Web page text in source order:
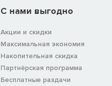
C нами выгодно
Акции и скидки
Максимальная экономия
Накопительная скидка
Партнёрская программа
Бесплатные раздачи